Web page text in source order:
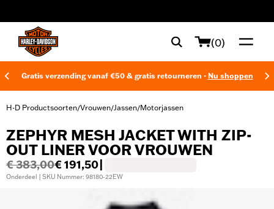
(0)
Gratis verzending vanaf €50 & gratis retourneren - Nu shoppen
H-D Productsoorten/Vrouwen/Jassen/Motorjassen
ZEPHYR MESH JACKET WITH ZIP-
OUT LINER VOOR VROUWEN
€ 383,00€ 191,50
Onderdeel | SKU Nummer: 98180-22EW